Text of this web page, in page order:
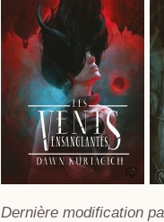
Dernière modification